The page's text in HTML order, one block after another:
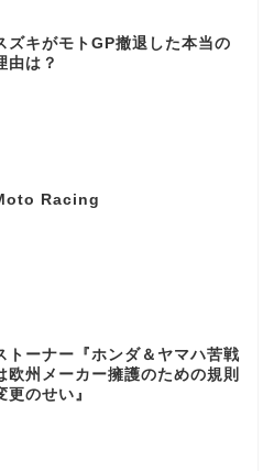
ズキがモトGP撤退した本当の
由は？
Racing
トーナー『ホンダ＆ヤマハ苦戦
欧州メーカー擁護のための規則
更のせい』